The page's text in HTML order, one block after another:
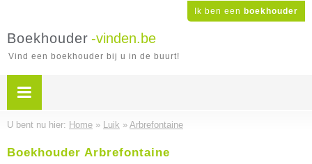
Ik ben een boekhouder
Boekhouder -vinden.be
Vind een boekhouder bij u in de buurt!
U bent nu hier: Home » Luik » Arbrefontaine
Boekhouder Arbrefontaine